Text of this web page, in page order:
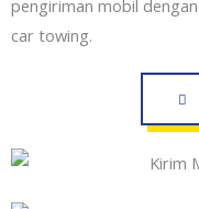
pengiriman mobil
car towing.